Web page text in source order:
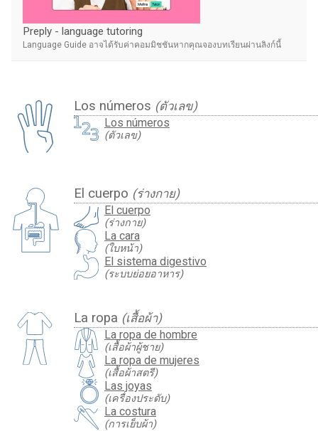
Los números (ตัวเลข)
Los números
(ตัวเลข)
El cuerpo (ร่างกาย)
El cuerpo
(ร่างกาย)
La cara
(ใบหน้า)
El sistema digestivo
(ระบบย่อยอาหาร)
La ropa (เสื้อผ้า)
La ropa de hombre
(เสื้อผ้าผู้ชาย)
La ropa de mujeres
(เสื้อผ้าสตรี)
Las joyas
(เครื่องประดับ)
La costura
(การเย็บผ้า)
Preply - language tutoring
Language Guide อาจได้รับค่าคอมมิชชันหากคุณจองบทเรียนผ่านลิงก์นี้